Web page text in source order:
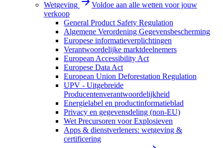
Wetgeving
Voldoe aan alle wetten voor jouw
verkoop
General Product Safety Regulation
Algemene Verordening Gegevensbescherming
Europese informatieverplichtingen
Verantwoordelijke marktdeelnemers
European Accessibility Act
Europese Data Act
European Union Deforestation Regulation
UPV - Uitgebreide
Producentenverantwoordelijkheid
Energielabel en productinformatieblad
Privacy en gegevensdeling (non-EU)
Wet Precursoren voor Explosieven
Apps & dienstverleners: wetgeving &
certificering